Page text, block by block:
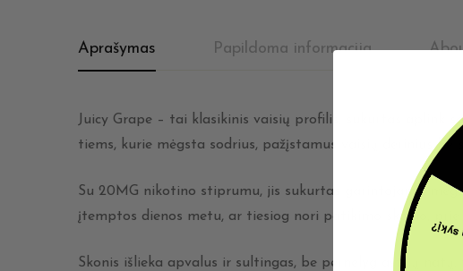
Aprašymas Papildoma informacija
Juicy Grape – tai klasikinis vaisių profilis, sukurtas aplink
tiems, kurie mėgsta sodrius, pažįstamus vaisių derinius be
Su 20MG nikotino stiprumu, jis sukurtas garintojams,
įtemptos dienos metu, ar tiesiog nori patikimo skonio,
Skonis išlieka apvalus ir sultingas, be pernelyg aštrių Gal